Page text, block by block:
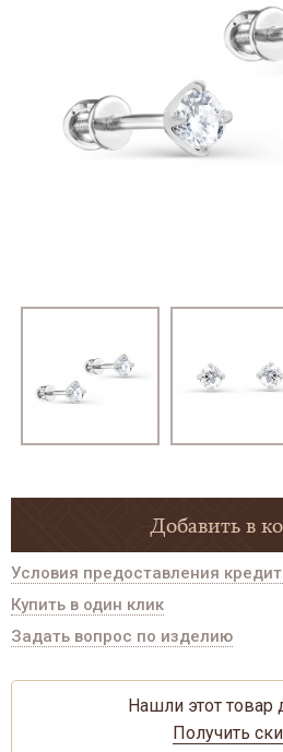
Добавить в
Условия предоставления
Купить в один клик
Задать вопрос по изделию
Нашли этот товар
Получить